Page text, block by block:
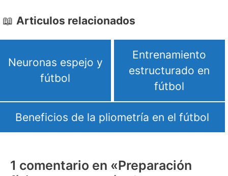
Articulos relacionados
Neuronas espejo y
fútbol
Entrenamiento
estructurado en
fútbol
Beneficios de la pliometría en el fútbol
1 comentario en «Preparación